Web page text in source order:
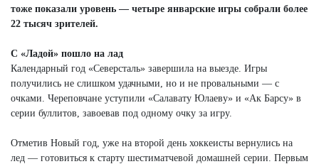
тоже показали уровень — четыре январские игры собрали более
22 тысяч зрителей.
С «Ладой» пошло на лад
Календарный год «Северсталь» завершила на выезде. Игры
получились не слишком удачными, но и не провальными — с
очками. Череповчане уступили «Салавату Юлаеву» и «Ак Барсу» в
серии буллитов, завоевав под одному очку за игру.
Отметив Новый год, уже на второй день хоккеисты вернулись на
лед — готовиться к старту шестиматчевой домашней серии. Первым